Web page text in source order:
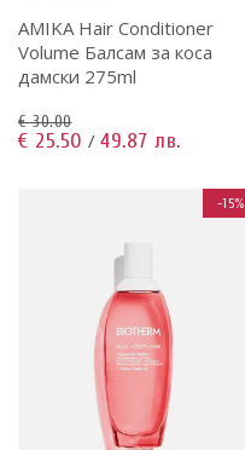
AMIKA Hair Conditioner
Volume Балсам за коса
дамски 275ml
€ 30.00
€ 25.50 / 49.87 лв.
-15%